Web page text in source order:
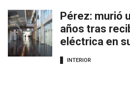
Pérez: murió
años tras
eléctrica en
INTERIOR